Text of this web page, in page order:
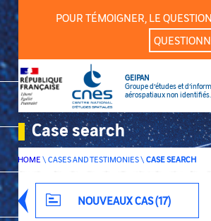
POUR TÉMOIGNER, LE
GEIPAN
Groupe d’études et
aérospatiaux non identifiés.
Case search
Keywords
Classification NOUVEAUX CAS (17)
HOME \ CASES AND TESTIMONIES\ CASE SEARCH